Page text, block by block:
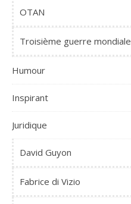
OTAN
Troisième guerre mondiale
Humour
Inspirant
Juridique
David Guyon
Fabrice di Vizio